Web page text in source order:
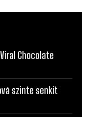
Chocolate
szinte senkit
meg az égen –